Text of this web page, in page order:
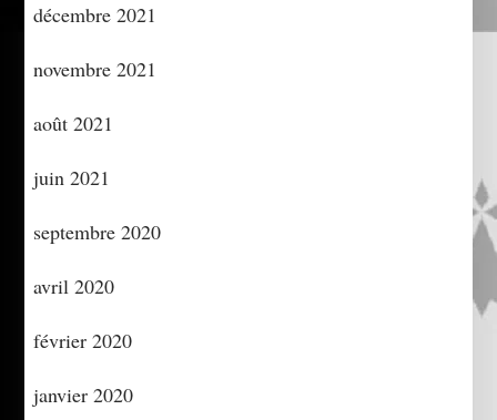
décembre 2021
novembre 2021
août 2021
juin 2021
septembre 2020
avril 2020
février 2020
janvier 2020